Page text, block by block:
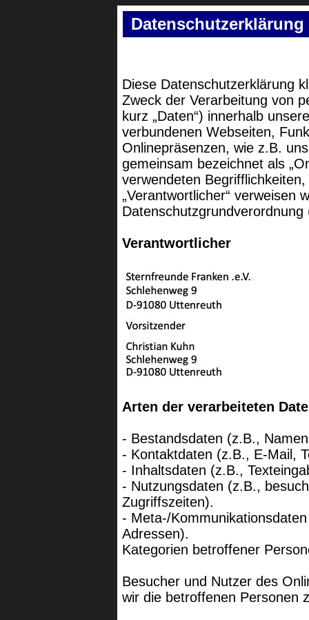
Datenschutzerklärung
Diese Datenschutzerklärung
Zweck der Verarbeitung von
kurz „Daten“) innerhalb
verbundenen Webseiten,
Onlinepräsenzen, wie z.B.
gemeinsam bezeichnet als
verwendeten
„Verantwortlicher“ verweisen
Datenschutzgrundverordnung
Verantwortlicher
Arten der verarbeiteten
- Bestandsdaten (z.B.,
- Kontaktdaten (z.B., E-Mail,
- Inhaltsdaten (z.B.,
- Nutzungsdaten (z.B.,
Zugriffszeiten).
- Meta-/
Adressen).
Kategorien betroffener
Besucher und Nutzer des
wir die betroffenen Personen